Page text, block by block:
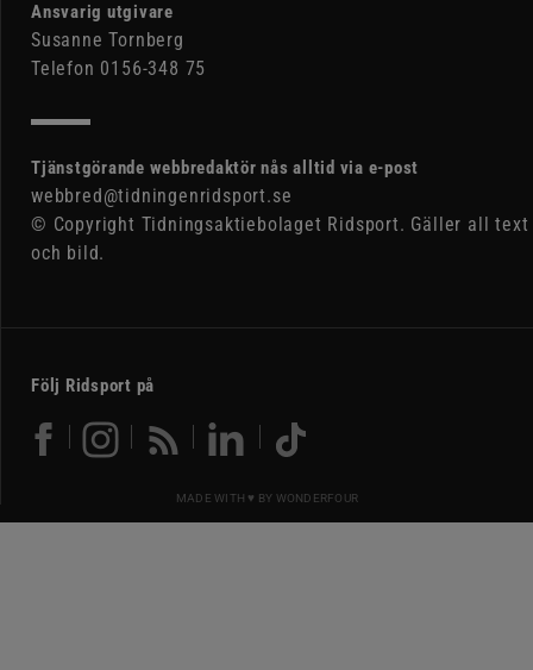
Ansvarig utgivare
Susanne Tornberg
Telefon 0156-348 75
Tjänstgörande webbredaktör nås alltid via e-post
webbred@tidningenridsport.se
© Copyright Tidningsaktiebolaget Ridsport. Gäller all text
och bild.
Följ Ridsport på
MADE WITH ♥ BY WONDERFOUR